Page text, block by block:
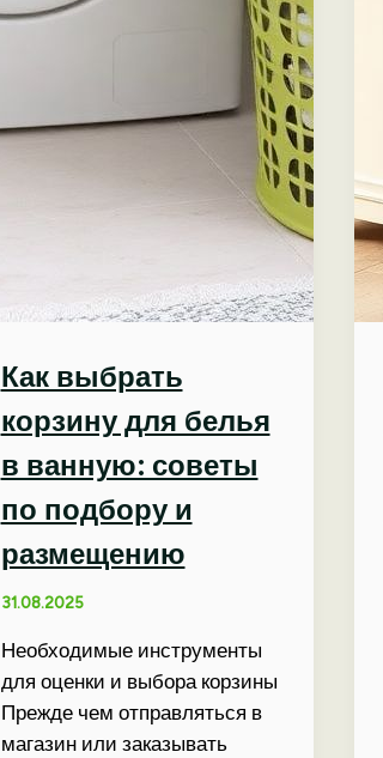
Как выбрать
корзину для белья
в ванную: советы
по подбору и
размещению
31.08.2025
Необходимые инструменты
для оценки и выбора корзины
Прежде чем отправляться в
магазин или заказывать